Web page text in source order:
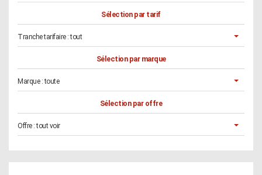
Sélection par tarif
Tranche tarifaire :tout
Sélection par marque
Marque :toute
Sélection par offre
Offre :tout voir